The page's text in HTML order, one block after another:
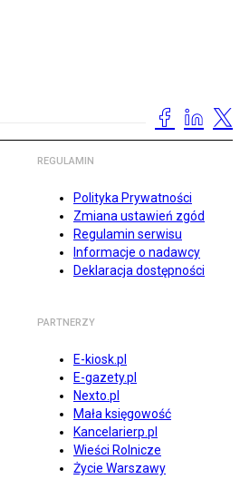
REGULAMIN
Polityka Prywatności
Zmiana ustawień zgód
Regulamin serwisu
Informacje o nadawcy
Deklaracja dostępności
PARTNERZY
E-kiosk.pl
E-gazety.pl
Nexto.pl
Mała księgowość
Kancelarierp.pl
Wieści Rolnicze
Życie Warszawy